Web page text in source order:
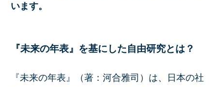
います。
『未来の年表』を基にした自由研究とは？
『未来の年表』（著：河合雅司）は、日本の社